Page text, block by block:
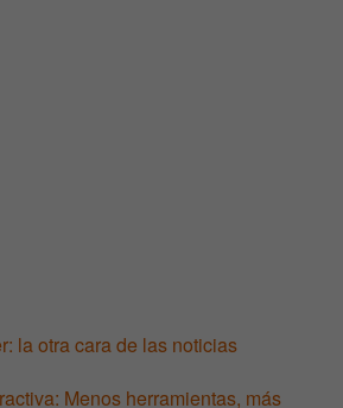
la otra cara de las noticias
Menos herramientas, más